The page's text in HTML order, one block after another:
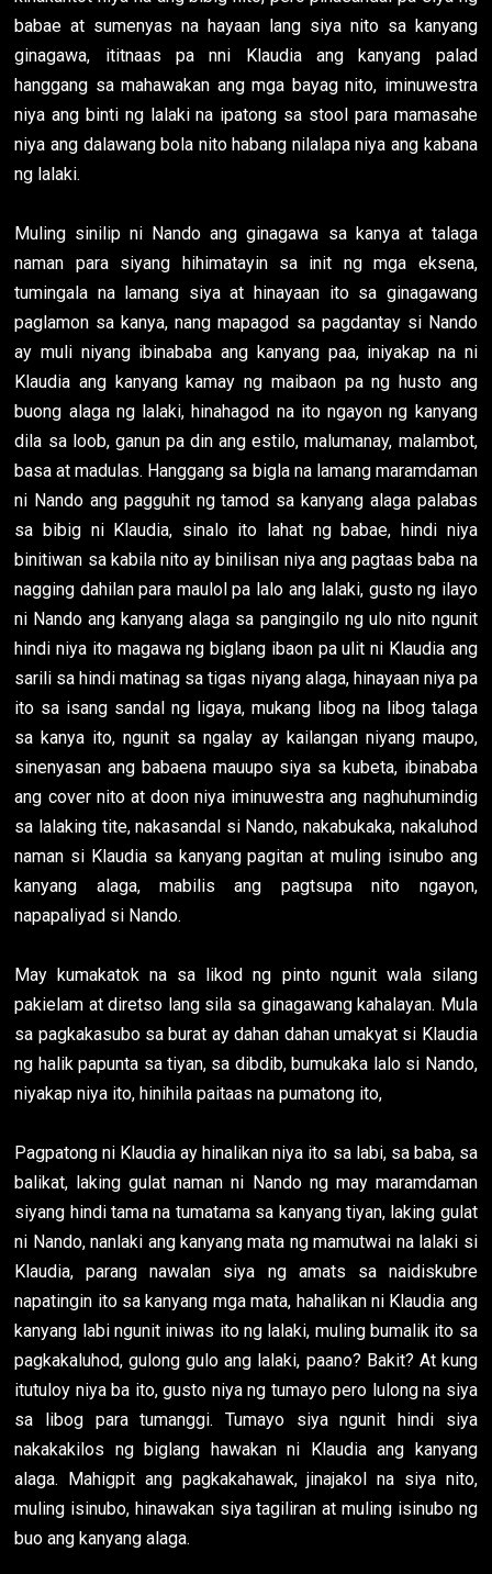
babae at sumenyas na hayaan lang siya nito sa kanyang
ginagawa, ititnaas pa nni Klaudia ang kanyang palad
hanggang sa mahawakan ang mga bayag nito, iminuwestra
niya ang binti ng lalaki na ipatong sa stool para mamasahe
niya ang dalawang bola nito habang nilalapa niya ang kabana
ng lalaki.
Muling sinilip ni Nando ang ginagawa sa kanya at talaga
naman para siyang hihimatayin sa init ng mga eksena,
tumingala na lamang siya at hinayaan ito sa ginagawang
paglamon sa kanya, nang mapagod sa pagdantay si Nando
ay muli niyang ibinababa ang kanyang paa, iniyakap na ni
Klaudia ang kanyang kamay ng maibaon pa ng husto ang
buong alaga ng lalaki, hinahagod na ito ngayon ng kanyang
dila sa loob, ganun pa din ang estilo, malumanay, malambot,
basa at madulas. Hanggang sa bigla na lamang maramdaman
ni Nando ang pagguhit ng tamod sa kanyang alaga palabas
sa bibig ni Klaudia, sinalo ito lahat ng babae, hindi niya
binitiwan sa kabila nito ay binilisan niya ang pagtaas baba na
nagging dahilan para maulol pa lalo ang lalaki, gusto ng ilayo
ni Nando ang kanyang alaga sa pangingilo ng ulo nito ngunit
hindi niya ito magawa ng biglang ibaon pa ulit ni Klaudia ang
sarili sa hindi matinag sa tigas niyang alaga, hinayaan niya pa
ito sa isang sandal ng ligaya, mukang libog na libog talaga
sa kanya ito, ngunit sa ngalay ay kailangan niyang maupo,
sinenyasan ang babaena mauupo siya sa kubeta, ibinababa
ang cover nito at doon niya iminuwestra ang naghuhumindig
sa lalaking tite, nakasandal si Nando, nakabukaka, nakaluhod
naman si Klaudia sa kanyang pagitan at muling isinubo ang
kanyang alaga, mabilis ang pagtsupa nito ngayon,
napapaliyad si Nando.
May kumakatok na sa likod ng pinto ngunit wala silang
pakielam at diretso lang sila sa ginagawang kahalayan. Mula
sa pagkakasubo sa burat ay dahan dahan umakyat si Klaudia
ng halik papunta sa tiyan, sa dibdib, bumukaka lalo si Nando,
niyakap niya ito, hinihila paitaas na pumatong ito,
Pagpatong ni Klaudia ay hinalikan niya ito sa labi, sa baba, sa
balikat, laking gulat naman ni Nando ng may maramdaman
siyang hindi tama na tumatama sa kanyang tiyan, laking gulat
ni Nando, nanlaki ang kanyang mata ng mamutwai na lalaki si
Klaudia, parang nawalan siya ng amats sa naidiskubre
napatingin ito sa kanyang mga mata, hahalikan ni Klaudia ang
kanyang labi ngunit iniwas ito ng lalaki, muling bumalik ito sa
pagkakaluhod, gulong gulo ang lalaki, paano? Bakit? At kung
itutuloy niya ba ito, gusto niya ng tumayo pero lulong na siya
sa libog para tumanggi. Tumayo siya ngunit hindi siya
nakakakilos ng biglang hawakan ni Klaudia ang kanyang
alaga. Mahigpit ang pagkakahawak, jinajakol na siya nito,
muling isinubo, hinawakan siya tagiliran at muling isinubo ng
buo ang kanyang alaga.